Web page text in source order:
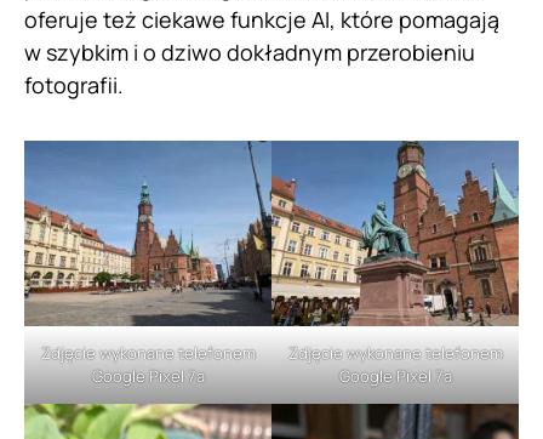
oferuje też ciekawe funkcje AI, które pomagają
w szybkim i o dziwo dokładnym przerobieniu
fotografii.
Zdjęcie wykonane telefonem
Google Pixel 7a
Zdjęcie wykonane telefonem
Google Pixel 7a